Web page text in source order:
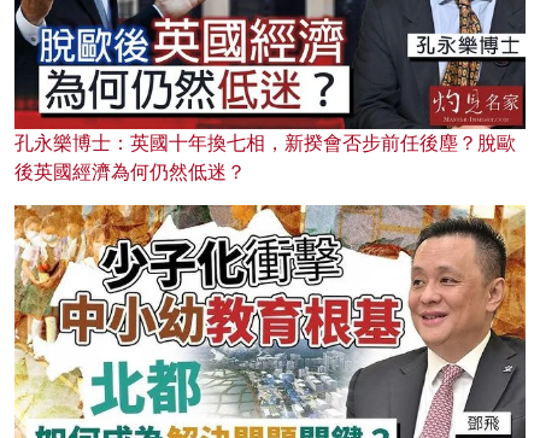
孔永樂博士：英國十年換七相，新揆會否步前任後塵？脫歐
後英國經濟為何仍然低迷？